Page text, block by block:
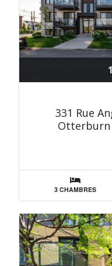
331 Rue
Otterburn
3 CHAMBRES